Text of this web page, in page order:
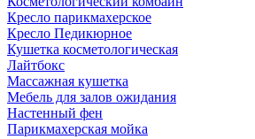
Кресло парикмахерское
Кресло Педикюрное
Кушетка косметологическая
Лайтбокс
Массажная кушетка
Мебель для залов ожидания
Настенный фен
Парикмахерская мойка